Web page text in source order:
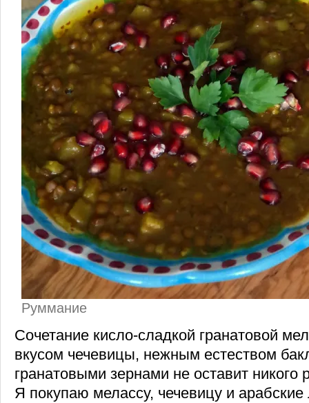
Руммание
Сочетание кисло-сладкой гранатовой
вкусом чечевицы, нежным естеством
гранатовыми зернами не оставит
Я покупаю мелассу, чечевицу и